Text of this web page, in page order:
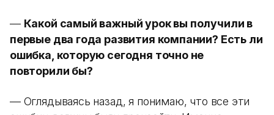
— Какой самый важный урок вы получили в
первые два года развития компании? Есть ли
ошибка, которую сегодня точно не
повторили бы?
— Оглядываясь назад, я понимаю, что все эти